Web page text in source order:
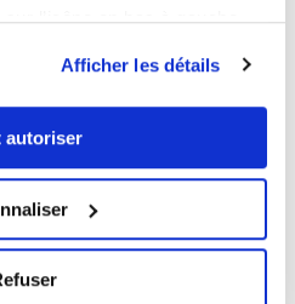
l’icône en bas à gauche.
Afficher les détails
autoriser
le 03/09/2024 par
Jus